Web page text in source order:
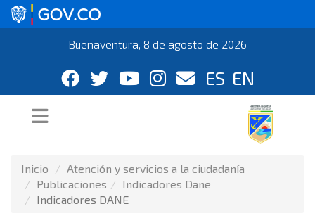
Buenaventura, 8 de agosto de 2026
ES EN
Inicio
Atención y servicios a la ciudadanía
Publicaciones
Indicadores Dane
Indicadores DANE